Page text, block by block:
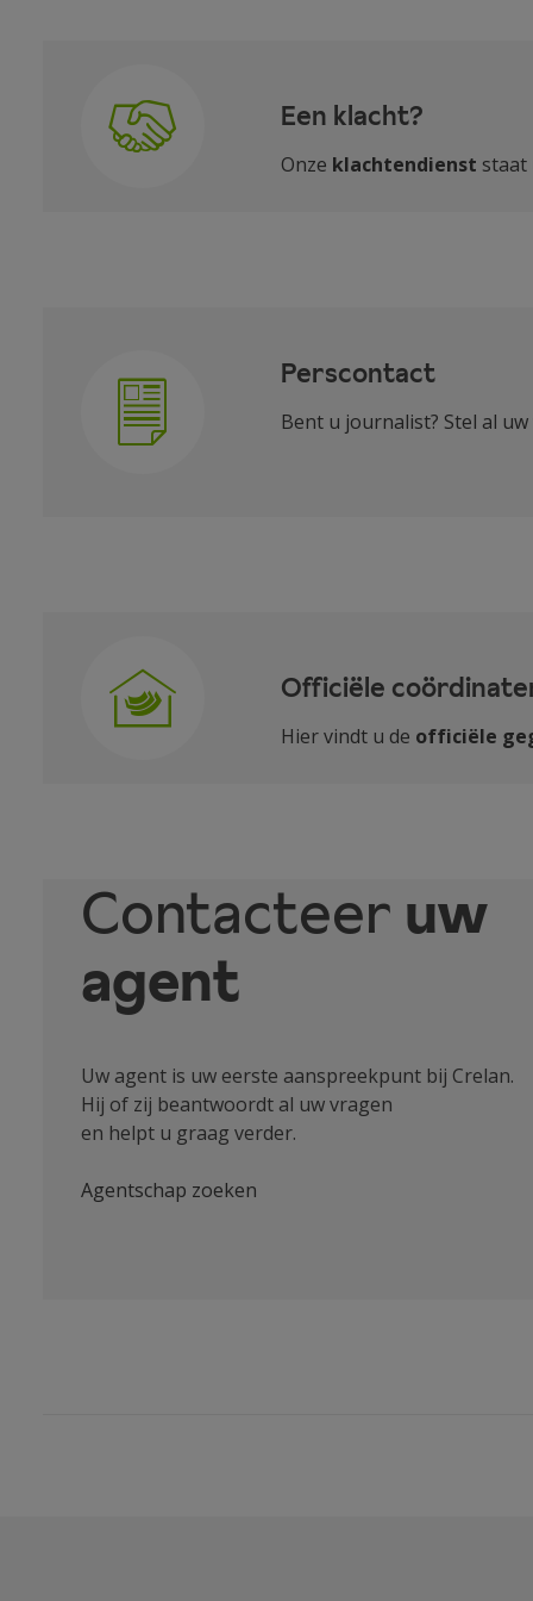
Een klacht?
Onze klachtendienst staat
Perscontact
Bent u journalist? Stel al
Officiële
Hier vindt u de officiële
Contacteer uw
agent
Uw agent is uw eerste aanspreekpunt bij Crelan.
Hij of zij beantwoordt al uw vragen
en helpt u graag verder.
Agentschap zoeken